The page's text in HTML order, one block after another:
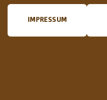
IMPRESSUM